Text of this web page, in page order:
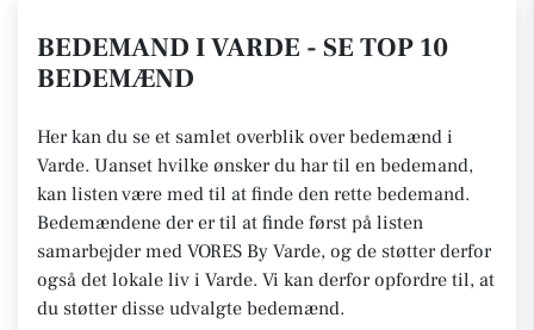
BEDEMAND I VARDE - SE TOP 10
BEDEMÆND
Her kan du se et samlet overblik over bedemænd i
Varde. Uanset hvilke ønsker du har til en bedemand,
kan listen være med til at finde den rette bedemand.
Bedemændene der er til at finde først på listen
samarbejder med VORES By Varde, og de støtter derfor
også det lokale liv i Varde. Vi kan derfor opfordre til, at
du støtter disse udvalgte bedemænd.